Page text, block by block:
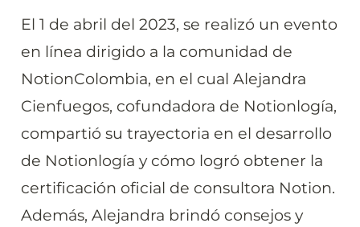
El 1 de abril del 2023, se realizó un evento
en línea dirigido a la comunidad de
NotionColombia, en el cual Alejandra
Cienfuegos, cofundadora de Notionlogía,
compartió su trayectoria en el desarrollo
de Notionlogía y cómo logró obtener la
certificación oficial de consultora Notion.
Además, Alejandra brindó consejos y